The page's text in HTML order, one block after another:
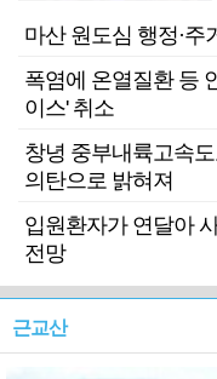
마산 원도심 행정·주
폭염에 온열질환 등
이스' 취소
창녕 중부내륙고속
의탄으로 밝혀져
입원환자가 연달아
전망
근교산